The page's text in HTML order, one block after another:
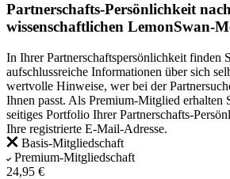
Partnerschafts-Persönlichkeit
wissenschaftlichen LemonSwan-
In Ihrer Partnerschaftspersönlichkeit finden
aufschlussreiche Informationen über sich
wertvolle Hinweise, wer bei der
Ihnen passt. Als Premium-Mitglied erhalten
seitiges Portfolio Ihrer Partnerschafts-
Ihre registrierte E-Mail-Adresse.
Basis-Mitgliedschaft
Premium-Mitgliedschaft
24,95 €